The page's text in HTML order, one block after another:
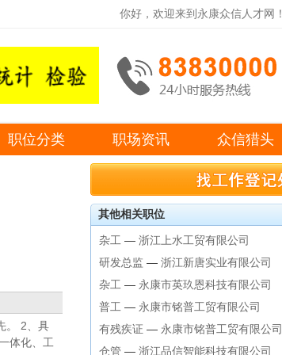
你好，欢迎来到永康众信人才网！
职位分类 职场资讯 众信猎头
。 2、具
体化、工
其他相关职位
杂工 — 浙江上水工贸有限公司
研发总监 — 浙江新唐实业有限公司
杂工 — 永康市英玖恩科技有限公司
普工 — 永康市铭普工贸有限公司
有残疾证 — 永康市铭普工贸有限公司
仓管 — 浙江品信智能科技有限公司